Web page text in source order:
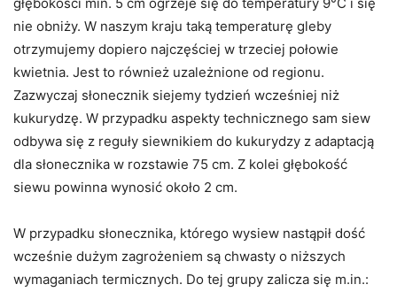
nie obniży. W naszym kraju taką temperaturę gleby
otrzymujemy dopiero najczęściej w trzeciej połowie
kwietnia. Jest to również uzależnione od regionu.
Zazwyczaj słonecznik siejemy tydzień wcześniej niż
kukurydzę. W przypadku aspekty technicznego sam siew
odbywa się z reguły siewnikiem do kukurydzy z adaptacją
dla słonecznika w rozstawie 75 cm. Z kolei głębokość
siewu powinna wynosić około 2 cm.
W przypadku słonecznika, którego wysiew nastąpił dość
wcześnie dużym zagrożeniem są chwasty o niższych
wymaganiach termicznych. Do tej grupy zalicza się m.in.: